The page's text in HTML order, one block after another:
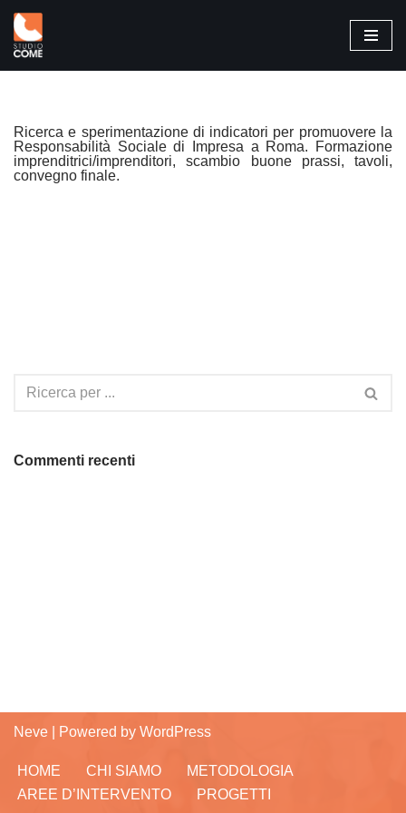
Vai
al
Ricerca e sperimentazione di indicatori per promuovere la
Responsabilità Sociale di Impresa a Roma. Formazione
imprenditrici/imprenditori, scambio buone prassi, tavoli,
convegno finale.
Commenti recenti
Neve | Powered by WordPress
HOME CHI SIAMO
METODOLOGIA
AREE D’INTERVENTO
PROGETTI